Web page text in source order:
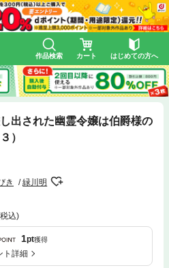
作品検索 カート はじめての方へ
出された幽霊令嬢は伯爵様の
）
き 緑川明
込)
1pt獲得
ト詳細